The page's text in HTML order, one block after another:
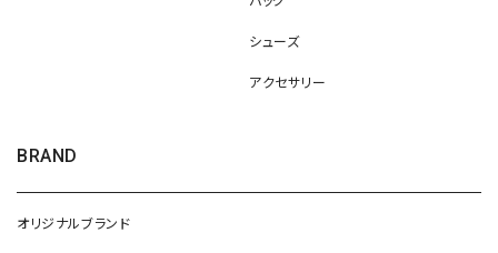
シューズ
アクセサリー
BRAND
オリジナルブランド